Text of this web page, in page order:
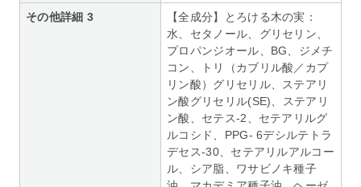
その他詳細 3
【全成分】とろける木の実：
水、セタノール、グリセリン、
プロパンジオール、BG、ジメチ
コン、トリ（カブリル酸／カプ
リン酸）グリセリル、ステアリ
ン酸グリセリル(SE)、ステアリ
ン酸、セテス‐2、セテアリルグ
ルコシド、PPG- 6デシルテトラ
デセス‐30、セテアリルアルコー
ル、シア脂、ワサビノキ種子